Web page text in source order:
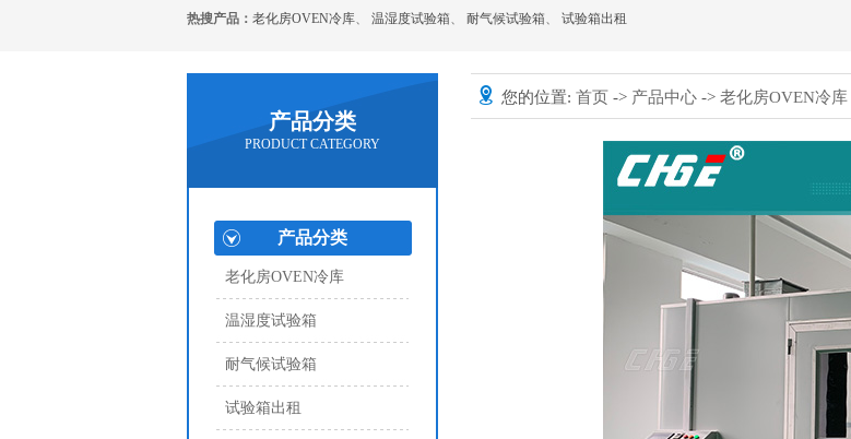
热搜产品： 老化房OVEN冷库、 温湿度试验箱、 耐气候试验箱、 试验箱出租
产品分类
PRODUCT CATEGORY
产品分类
老化房OVEN冷库
温湿度试验箱
耐气候试验箱
试验箱出租
您的位置: 首页 -> 产品中心 -> 老化房OVEN冷库